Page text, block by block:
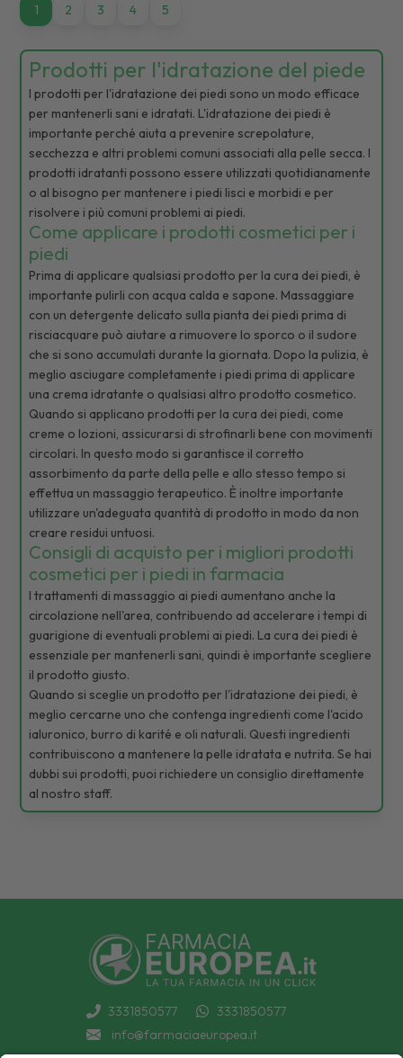
11 2 3 4 5
Prodotti per l'idratazione del piede
I prodotti per l'idratazione dei piedi sono un modo efficace
per mantenerli sani e idratati. L'idratazione dei piedi è
importante perché aiuta a prevenire screpolature,
secchezza e altri problemi comuni associati alla pelle secca. I
prodotti idratanti possono essere utilizzati quotidianamente
o al bisogno per mantenere i piedi lisci e morbidi e per
risolvere i più comuni problemi ai piedi.
Come applicare i prodotti cosmetici per i
piedi
Prima di applicare qualsiasi prodotto per la cura dei piedi, è
importante pulirli con acqua calda e sapone. Massaggiare
con un detergente delicato sulla pianta dei piedi prima di
risciacquare può aiutare a rimuovere lo sporco o il sudore
che si sono accumulati durante la giornata. Dopo la pulizia, è
meglio asciugare completamente i piedi prima di applicare
una crema idratante o qualsiasi altro prodotto cosmetico.
Quando si applicano prodotti per la cura dei piedi, come
creme o lozioni, assicurarsi di strofinarli bene con movimenti
circolari. In questo modo si garantisce il corretto
assorbimento da parte della pelle e allo stesso tempo si
effettua un massaggio terapeutico. È inoltre importante
utilizzare un'adeguata quantità di prodotto in modo da non
creare residui untuosi.
Consigli di acquisto per i migliori prodotti
cosmetici per i piedi in farmacia
I trattamenti di massaggio ai piedi aumentano anche la
circolazione nell'area, contribuendo ad accelerare i tempi di
guarigione di eventuali problemi ai piedi. La cura dei piedi è
essenziale per mantenerli sani, quindi è importante scegliere
il prodotto giusto.
Quando si sceglie un prodotto per l'idratazione dei piedi, è
meglio cercarne uno che contenga ingredienti come l'acido
ialuronico, burro di karité e oli naturali. Questi ingredienti
contribuiscono a mantenere la pelle idratata e nutrita. Se hai
dubbi sui prodotti, puoi richiedere un consiglio direttamente
al nostro staff.
3331850577
3331850577
info@farmaciaeuropea.it